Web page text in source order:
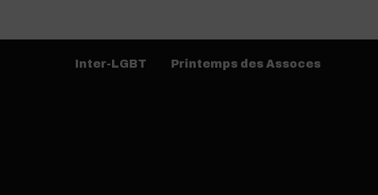
Inter-LGBT Printemps des Assoces